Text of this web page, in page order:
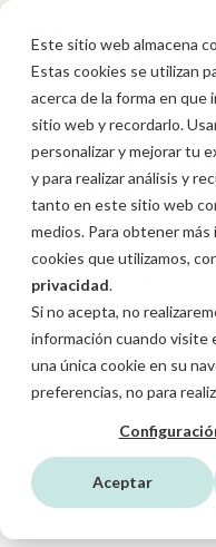
Este sitio web almacena
Estas cookies se utilizan
acerca de la forma en
sitio web y recordarlo.
personalizar y mejorar tu
y para realizar análisis y
tanto en este sitio web
medios. Para obtener
cookies que utilizamos,
privacidad.
Si no acepta, no
información cuando visite
una única cookie en su
preferencias, no para
Aceptar
BLOG
Novedades
Digital,
mucho